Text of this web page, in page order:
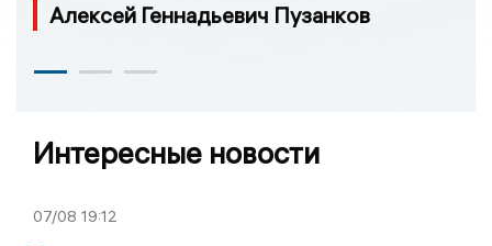
Алексей Геннадьевич Пузанков
Интересные новости
07/08 19:12